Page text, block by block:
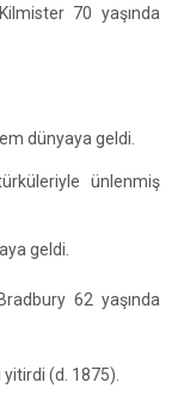
70 yaşında
dünyaya geldi.
ünlenmiş
geldi.
62 yaşında
yitirdi (d. 1875).